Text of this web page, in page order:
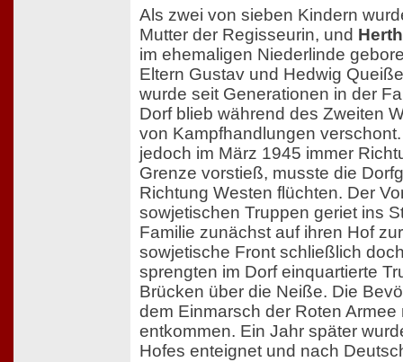
Als zwei von sieben Kindern
Mutter der Regisseurin, und
im ehemaligen Niederlinde
Eltern Gustav und Hedwig
wurde seit Generationen in der
Dorf blieb während des Zweiten
von Kampfhandlungen
jedoch im März 1945 immer
Grenze vorstieß, musste die
Richtung Westen flüchten. Der
sowjetischen Truppen geriet ins
Familie zunächst auf ihren Hof
sowjetische Front schließlich
sprengten im Dorf einquartierte
Brücken über die Neiße. Die
dem Einmarsch der Roten Armee
entkommen. Ein Jahr später
Hofes enteignet und nach